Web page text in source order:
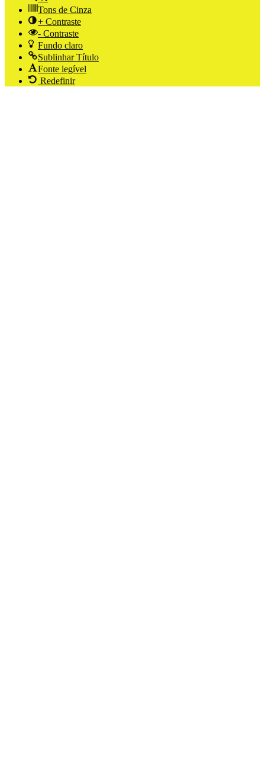
Tons de Cinza
+ Contraste
- Contraste
Fundo claro
Sublinhar Título
Fonte legível
Redefinir